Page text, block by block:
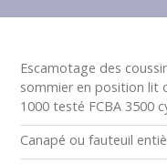
Escamotage des
sommier en position lit
1000 testé FCBA 3500
Canapé ou fauteuil